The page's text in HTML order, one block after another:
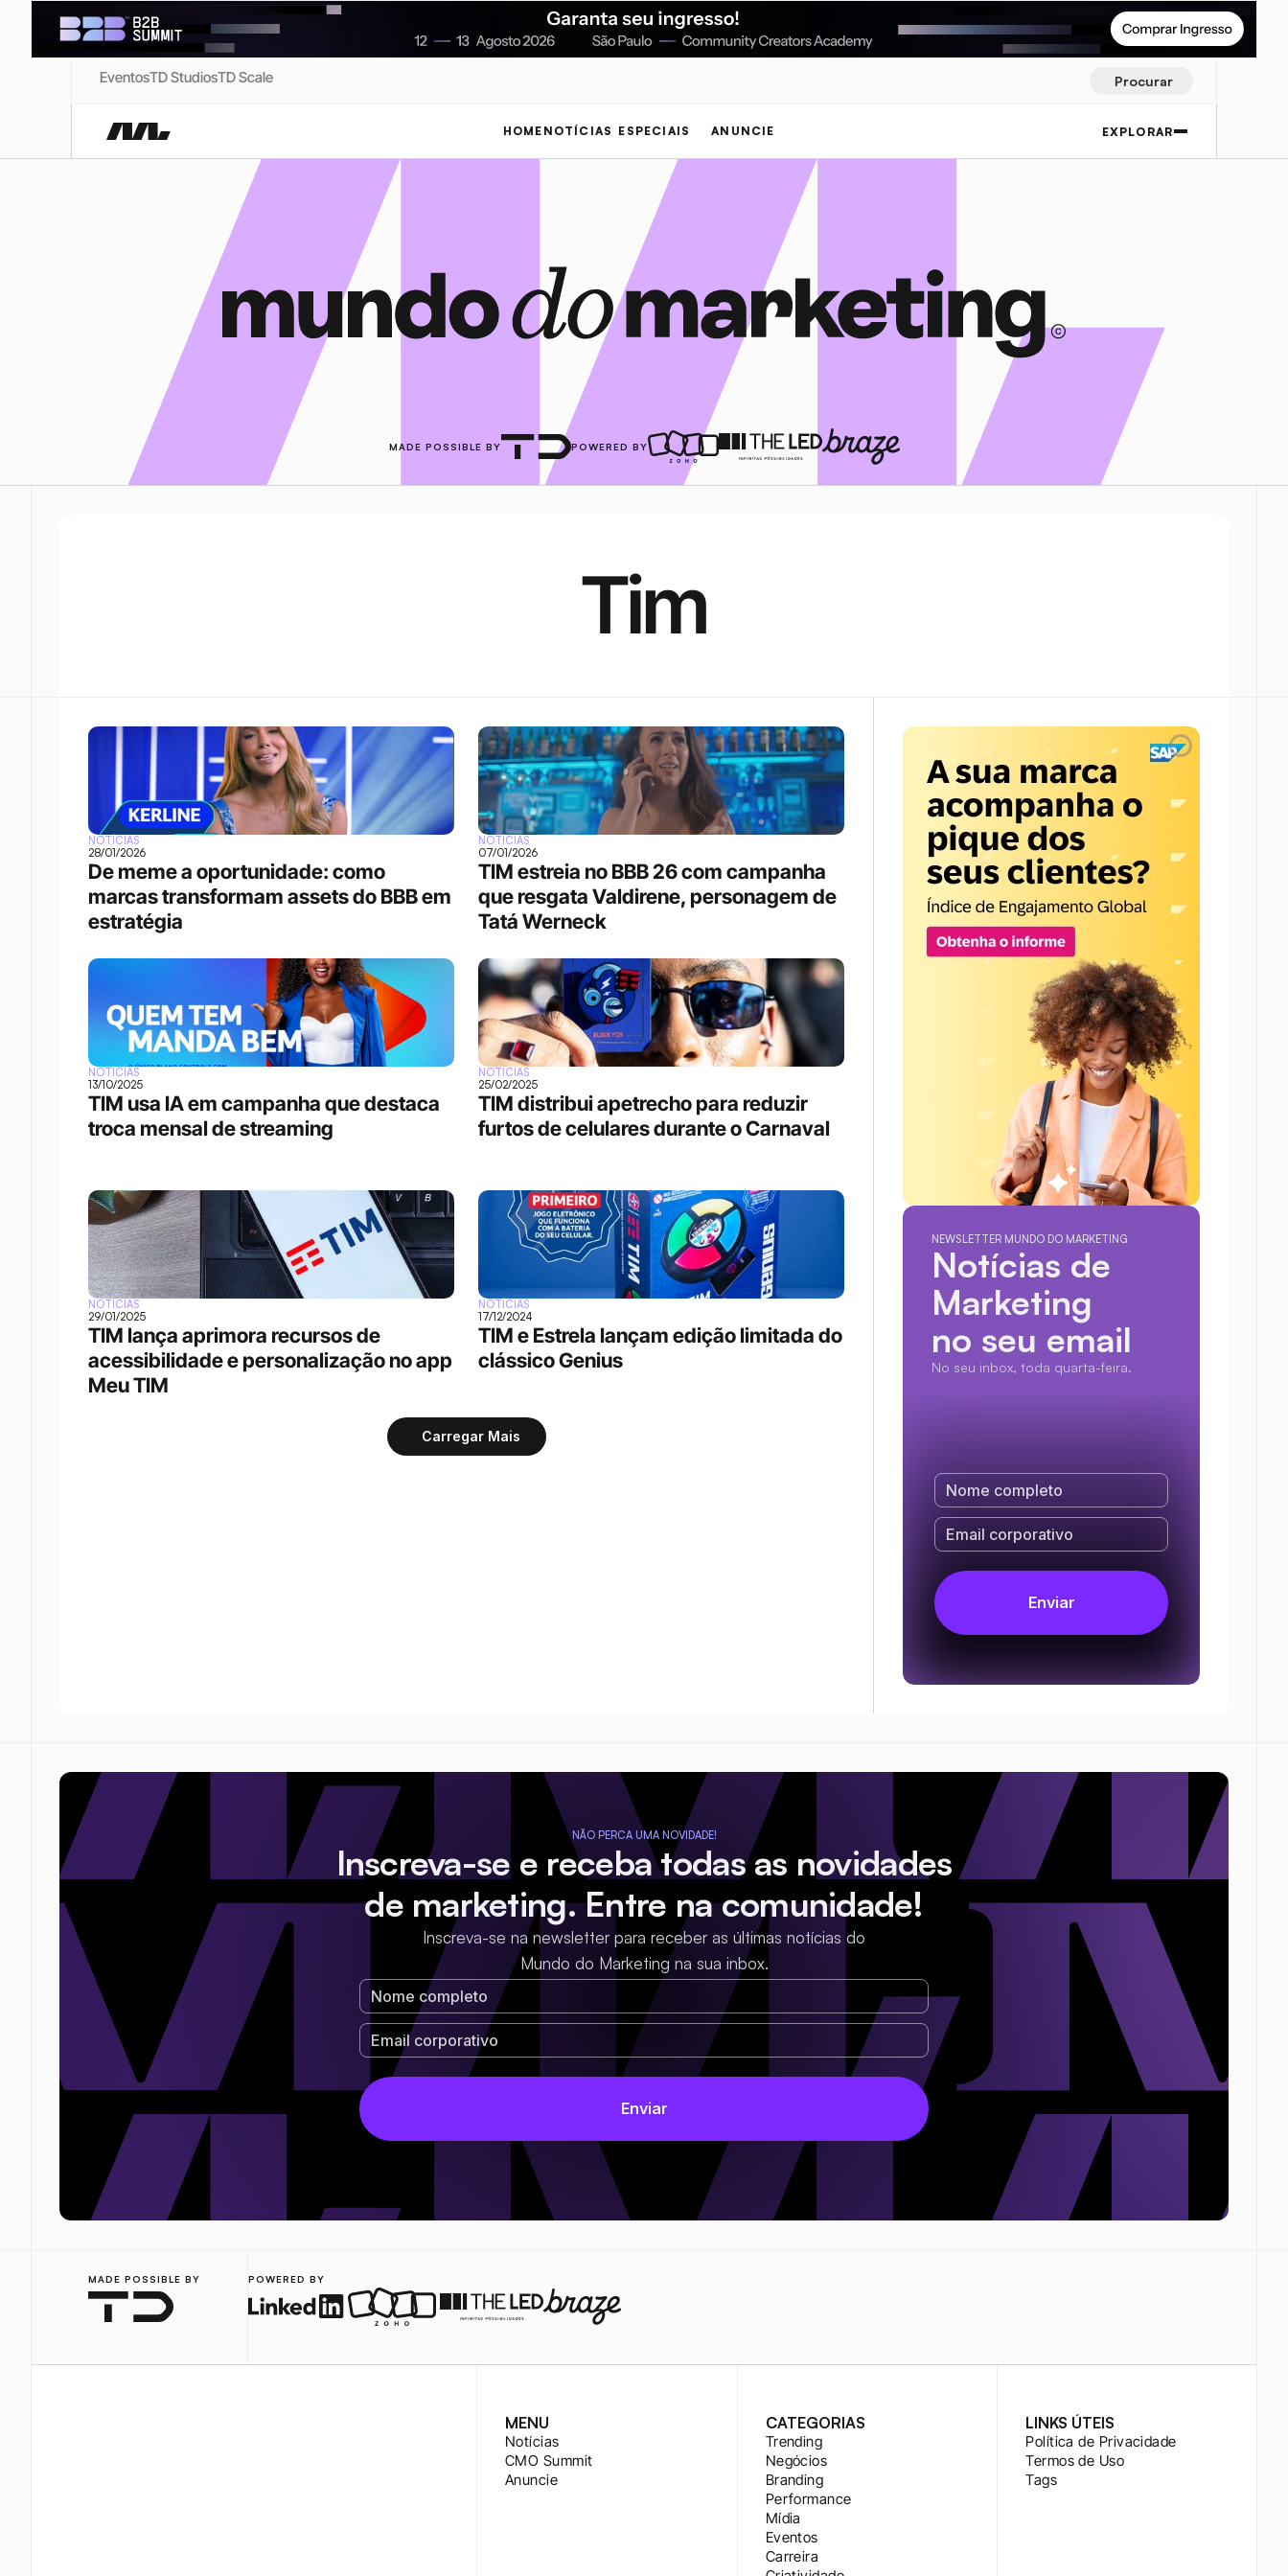
EventosTD StudiosTD Scale Procurar
HOME NOTÍCIAS ESPECIAIS ANUNCIE EXPLORAR
MADE POSSIBLE BY POWERED BY
Tim
NOTÍCIAS
28/01/2026
De meme a oportunidade: como
marcas transformam assets do BBB em
estratégia
NOTÍCIAS
07/01/2026
TIM estreia no BBB 26 com campanha
que resgata Valdirene, personagem de
Tatá Werneck
NOTÍCIAS
13/10/2025
TIM usa IA em campanha que destaca
troca mensal de streaming
NOTÍCIAS
25/02/2025
TIM distribui apetrecho para reduzir
furtos de celulares durante o Carnaval
NOTÍCIAS
29/01/2025
TIM lança aprimora recursos de
acessibilidade e personalização no app
Meu TIM
NOTÍCIAS
17/12/2024
TIM e Estrela lançam edição limitada do
clássico Genius
Carregar Mais
NEWSLETTER MUNDO DO MARKETING
Notícias de
Marketing
no seu email
No seu inbox, toda quarta-feira.
NÃO PERCA UMA NOVIDADE!
Inscreva-se e receba todas as novidades
de marketing. Entre na comunidade!
Inscreva-se na newsletter para receber as últimas notícias do
Mundo do Marketing na sua inbox.
MADE POSSIBLE BY POWERED BY
MENU
Notícias
CMO Summit
Anuncie
CATEGORIAS
Trending
Negócios
Branding
Performance
Mídia
Eventos
Carreira
LINKS ÚTEIS
Política de Privacidade
Termos de Uso
Tags